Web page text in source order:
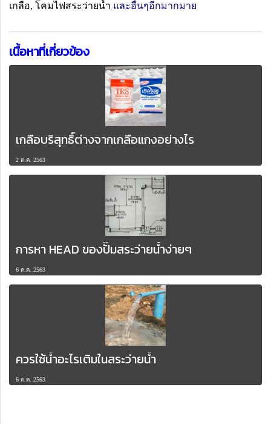
เกลือ, โคมไฟสระว่ายน้ำ และอื่นๆอีกมากมาย
เนื้อหาที่เกี่ยวข้อง
เกลือบริสุทธิ์ต่างจากเกลือแกงอย่างไร
2 ต.ค. 2563
การหา HEAD ของปั๊มสระว่ายน้ำง่ายๆ
6 ต.ค. 2563
ควรใช้น้ำอะไรเติมในสระว่ายน้ำ
6 ต.ค. 2563